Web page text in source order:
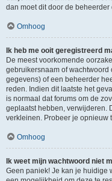
dan moet dit door de
Omhoog
Ik heb me ooit geregistreerd
De meest voorkomende
gebruikersnaam of wachtwoord
gegevens) of een beheerder
reden. Indien dit laatste het
is normaal dat forums om de
geplaatst hebben, verwijderen.
verkleinen. Probeer je opnieuw
Omhoog
Ik weet mijn wachtwoord niet
Geen paniek! Je kan je huidige